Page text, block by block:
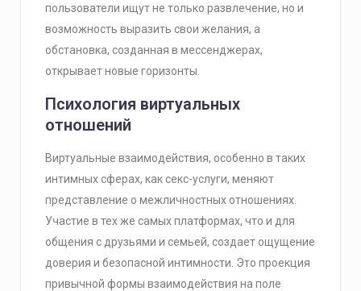
пользователи ищут не только развлечение, но и
возможность выразить свои желания, а
обстановка, созданная в мессенджерах,
открывает новые горизонты.
Психология виртуальных
отношений
Виртуальные взаимодействия, особенно в таких
интимных сферах, как секс-услуги, меняют
представление о межличностных отношениях.
Участие в тех же самых платформах, что и для
общения с друзьями и семьей, создает ощущение
доверия и безопасной интимности. Это проекция
привычной формы взаимодействия на поле